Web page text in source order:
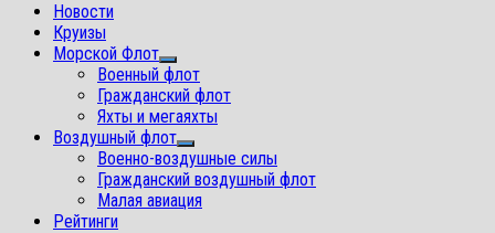
Новости
Круизы
Морской Флот
Показать
подменю
Военный флот
Гражданский флот
Яхты и мегаяхты
Воздушный флот
Показать
подменю
Военно-воздушные силы
Гражданский воздушный флот
Малая авиация
Рейтинги